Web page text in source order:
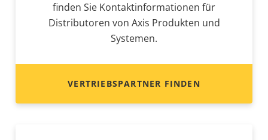
finden Sie Kontaktinformationen für
Distributoren von Axis Produkten und
Systemen.
VERTRIEBSPARTNER FINDEN